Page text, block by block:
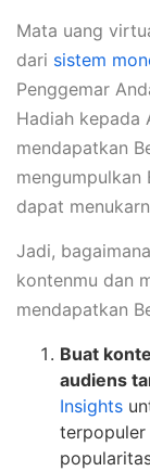
Mata uang
dari sistem
Penggemar
Hadiah kepada
mendapatkan
mengumpulkan
dapat
Jadi,
kontenmu dan
mendapatkan
Buat
audiens
Insights
terpopuler